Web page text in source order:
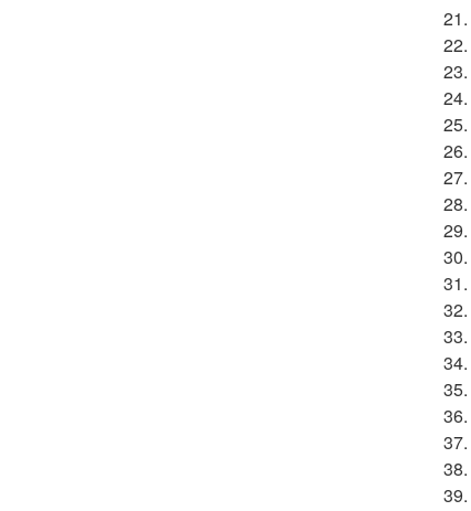
21.
22.
23.
24.
25.
26.
27.
28.
29.
30.
31.
32.
33.
34.
35.
36.
37.
38.
39.